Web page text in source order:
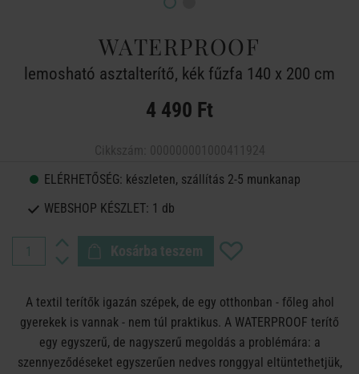
WATERPROOF
lemosható asztalterítő, kék fűzfa 140 x 200 cm
4 490 Ft
ELÉRHETŐSÉG: készleten, szállítás 2-5 munkanap
WEBSHOP KÉSZLET: 1 db
Kosárba teszem
A textil terítők igazán szépek, de egy otthonban - főleg ahol
gyerekek is vannak - nem túl praktikus. A WATERPROOF terítő
egy egyszerű, de nagyszerű megoldás a problémára: a
szennyeződéseket egyszerűen nedves ronggyal eltüntethetjük,